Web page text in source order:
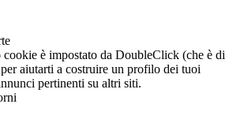
cookie è impostato da DoubleClick (che è di
aiutarti a costruire un profilo dei tuoi
pertinenti su altri siti.